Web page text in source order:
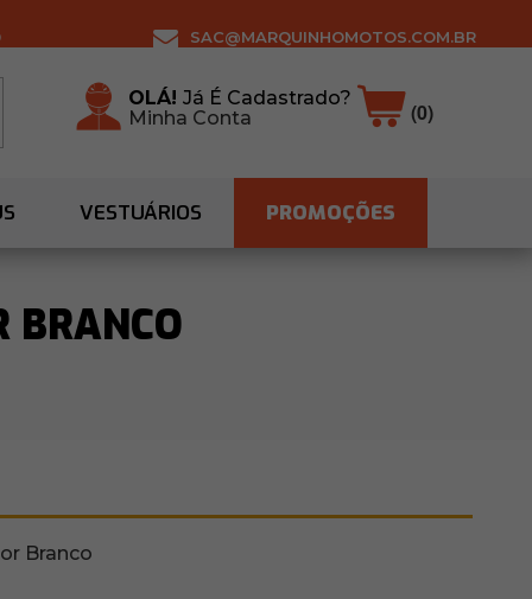
SAC@MARQUINHOMOTOS.COM.BR
OLÁ!Já É Cadastrado?
Minha Conta
(0)
VESTUÁRIOS PROMOÇÕES
BRANCO
Branco